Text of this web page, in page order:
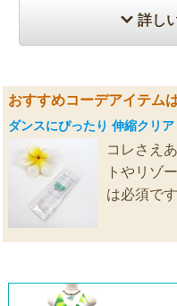
詳し
おすすめコーデアイテム
ダンスにぴったり 伸縮クリ
コレさえ
トやリゾ
は必須です